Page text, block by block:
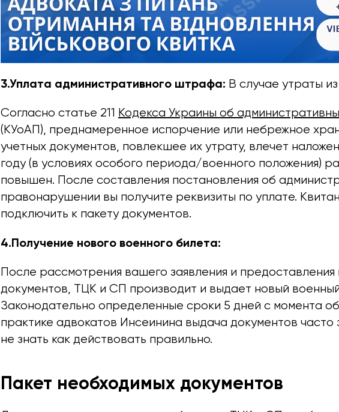
3.Уплата административного штрафа: В случае утраты
Согласно статье 211 Кодекса Украины об
(КУоАП), преднамеренное испорчение или небрежное
учетных документов, повлекшее их утрату, влечет
году (в условиях особого периода/военного положения)
повышен. После составления постановления об
правонарушении вы получите реквизиты по уплате.
подключить к пакету документов.
4.Получение нового военного билета:
После рассмотрения вашего заявления и
документов, ТЦК и СП производит и выдает новый
Законодательно определенные сроки 5 дней с момента
практике адвокатов Инсеинина выдача документов часто
не знать как действовать правильно.
Пакет необходимых документов